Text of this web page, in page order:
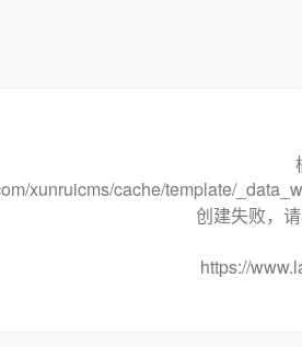
xunruicms/cache/template/
创建失败，
https://